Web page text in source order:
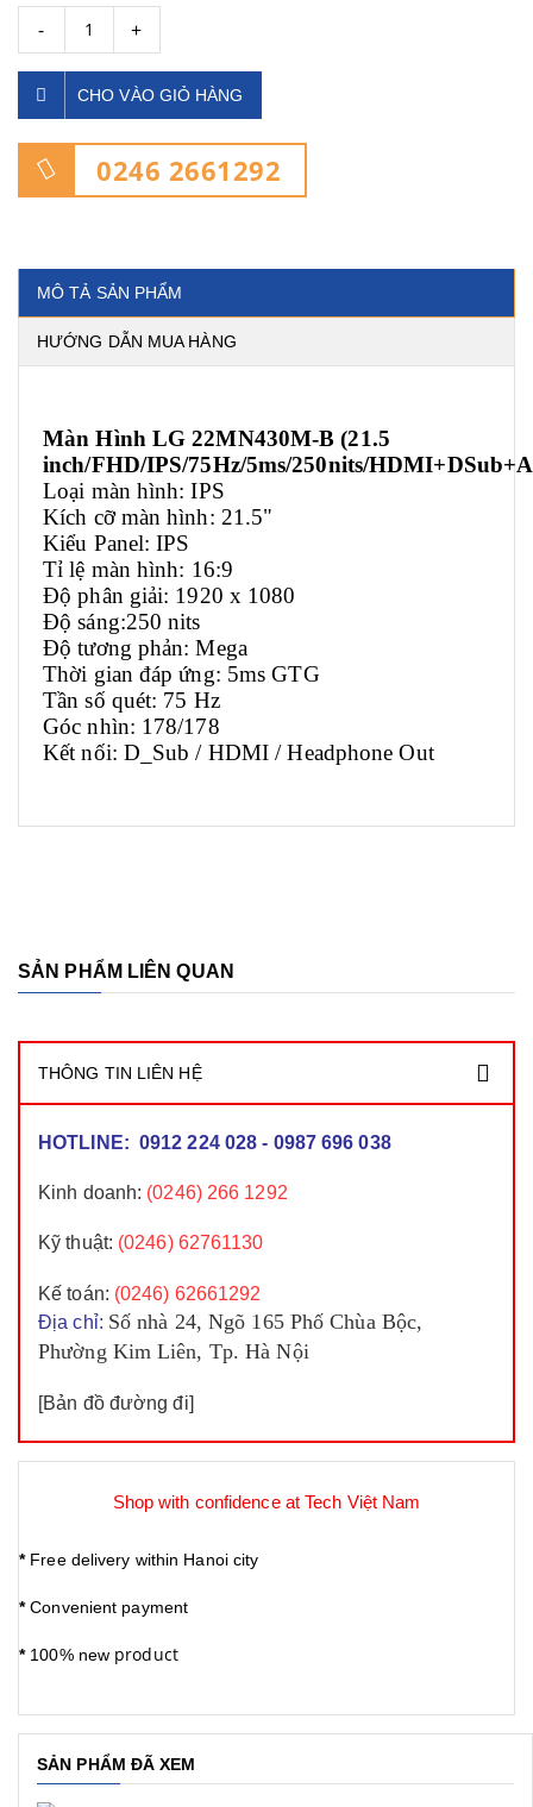
- +
CHO VÀO GIỎ HÀNG
0246 2661292
MÔ TẢ SẢN PHẨM
HƯỚNG DẪN MUA HÀNG
Màn Hình LG 22MN430M-B (21.5
inch/FHD/IPS/75Hz/5ms/250nits/
Loại màn hình: IPS
Kích cỡ màn hình: 21.5"
Kiểu Panel: IPS
Tỉ lệ màn hình: 16:9
Độ phân giải: 1920 x 1080
Độ sáng:250 nits
Độ tương phản: Mega
Thời gian đáp ứng: 5ms GTG
Tần số quét: 75 Hz
Góc nhìn: 178/178
Kết nối: D_Sub / HDMI / Headphone Out
SẢN PHẨM LIÊN QUAN
THÔNG TIN LIÊN HỆ
HOTLINE: 0912 224 028 - 0987 696 038
Kinh doanh: (0246) 266 1292
Kỹ thuật: (0246) 62761130
Kế toán: (0246) 62661292
Địa chỉ: Số nhà 24, Ngõ 165 Phố Chùa Bộc,
Phường Kim Liên, Tp. Hà Nội
[Bản đồ đường đi]
Shop with confidence at Tech Việt Nam
*Free delivery within Hanoi city
*Convenient payment
* 100% new product
SẢN PHẨM ĐÃ XEM